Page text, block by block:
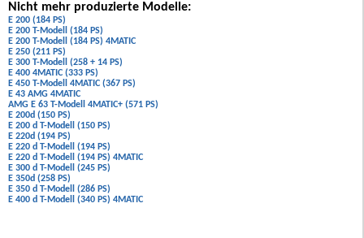
Nicht mehr produzierte Modelle:
E 200 (184 PS)
E 200 T-Modell (184 PS)
E 200 T-Modell (184 PS) 4MATIC
E 250 (211 PS)
E 300 T-Modell (258 + 14 PS)
E 400 4MATIC (333 PS)
E 450 T-Modell 4MATIC (367 PS)
E 43 AMG 4MATIC
AMG E 63 T-Modell 4MATIC+ (571 PS)
E 200d (150 PS)
E 200 d T-Modell (150 PS)
E 220d (194 PS)
E 220 d T-Modell (194 PS)
E 220 d T-Modell (194 PS) 4MATIC
E 300 d T-Modell (245 PS)
E 350d (258 PS)
E 350 d T-Modell (286 PS)
E 400 d T-Modell (340 PS) 4MATIC